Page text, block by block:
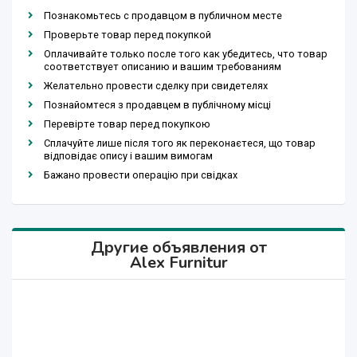
Познакомьтесь с продавцом в публичном месте
Проверьте товар перед покупкой
Оплачивайте только после того как убедитесь, что товар
соответствует описанию и вашим требованиям
Желательно провести сделку при свидетелях
Познайомтеся з продавцем в публічному місці
Перевірте товар перед покупкою
Сплачуйте лише після того як переконаєтеся, що товар
відповідає опису і вашим вимогам
Бажано провести операцію при свідках
Другие объявления от
Alex Furnitur